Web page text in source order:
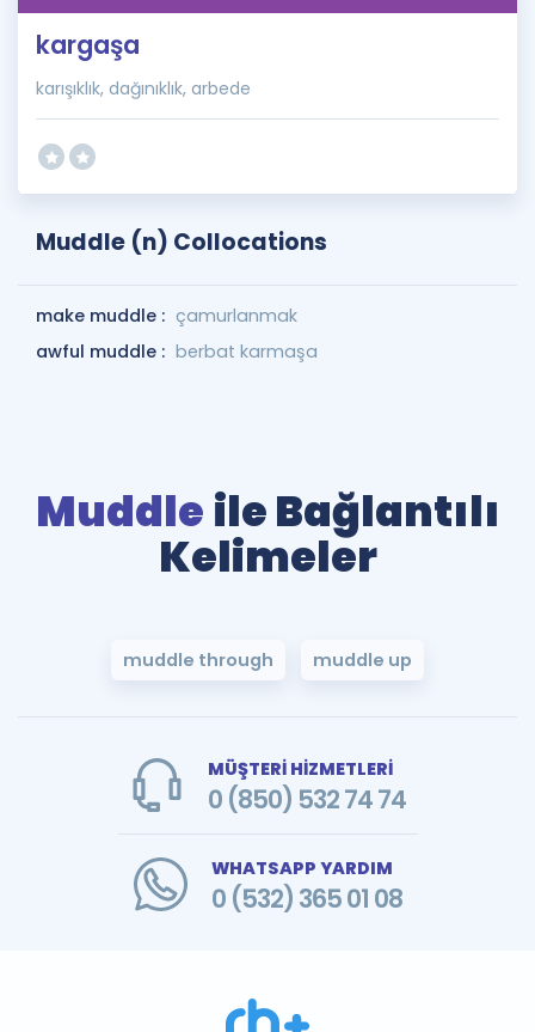
kargaşa
karışıklık, dağınıklık, arbede
Muddle (n) Collocations
make muddle : çamurlanmak
awful muddle : berbat karmaşa
Muddle ile Bağlantılı
Kelimeler
muddle through muddle up
MÜŞTERİ HİZMETLERİ
0 (850) 532 74 74
WHATSAPP YARDIM
0 (532) 365 01 08